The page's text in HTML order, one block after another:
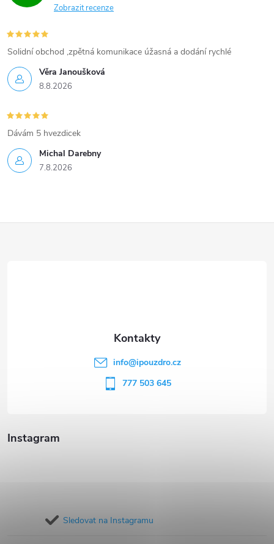
Zobrazit recenze
Věra Janoušková
8.8.2026
Solidní obchod ,zpětná komunikace úžasná a dodání rychlé
Michal Darebny
7.8.2026
Dávám 5 hvezdicek
Instagram
Sledovat na Instagramu
info@ipouzdro.cz
777 503 645